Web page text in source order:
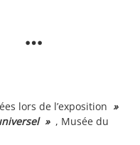
lors de l’exposition »
» , Musée du